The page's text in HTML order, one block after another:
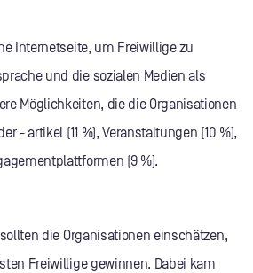
Internetseite, um Freiwillige zu
und die sozialen Medien als
Möglichkeiten, die die Organisationen
- artikel (11 %), Veranstaltungen (10 %),
(9 %).
die Organisationen einschätzen,
Freiwillige gewinnen. Dabei kam